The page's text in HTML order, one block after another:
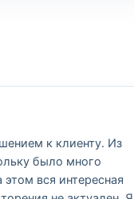
к клиенту. Из
было много
вся интересная